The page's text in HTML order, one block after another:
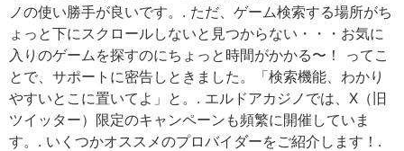
ノの使い勝手が良いです。. ただ、ゲーム検索する場所がち
ょっと下にスクロールしないと見つからない・・・お気に
入りのゲームを探すのにちょっと時間がかかる〜！ ってこ
とで、サポートに密告しときました。「検索機能、わかり
やすいとこに置いてよ」と。. エルドアカジノでは、X（旧
ツイッター）限定のキャンペーンも頻繁に開催していま
す。. いくつかオススメのプロバイダーをご紹介します！.